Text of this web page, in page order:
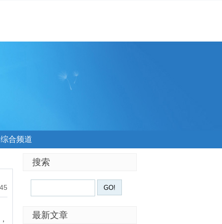
综合频道
搜索
最新文章